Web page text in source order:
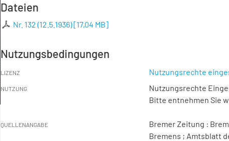
Dateien
Nr. 132 (12.5.1936)[17,04 MB]
Nutzungsbedingungen
LIZENZ Nutzungsrechte
NUTZUNG
Nutzungsrechte
Bitte entnehmen Sie
QUELLENANGABE
Bremer Zeitung :
Bremens ; Amtsblatt